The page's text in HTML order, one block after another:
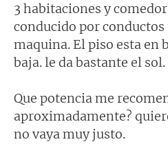
3 habitaciones y
conducido por
maquina. El piso esta en
baja. le da bastante el sol.
Que potencia me
aproximadamente?
no vaya muy justo.